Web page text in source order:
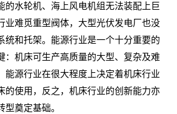
的水轮机、海上风电机组无法装配上巨
业难觅重型阀体，大型光伏发电厂也没
统和托架。能源行业是一个十分重要的
：机床可生产高质量的大型、复杂及难
能源行业在很大程度上决定着机床行业
的使用，反之，机床行业的创新能力亦
奠定基础。